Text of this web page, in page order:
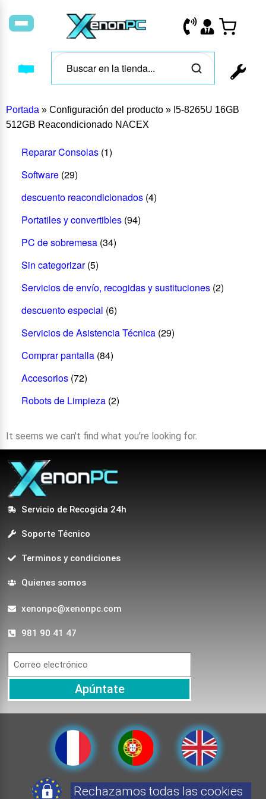
Portada » Configuración del producto » I5-8265U 16GB
512GB Reacondicionado NACEX
Reparar Consolas (1)
Software (29)
descuento reacondicionados (4)
Portatiles y convertibles (94)
PC de sobremesa (34)
Sin categorizar (5)
Servicios de envío, recogidas y sustituciones (2)
descuento especial (6)
Servicios de Asistencia Técnica (29)
Comprar pantalla (84)
Accesorios (72)
Robots de Limpieza (2)
It seems we can't find what you're looking for.
Servicio de Recogida 24h
Soporte Técnico
Terminos y condiciones
Quienes somos
xenonpc@xenonpc.com
981 90 41 47
Apúntate
Rechazamos todas las cookies